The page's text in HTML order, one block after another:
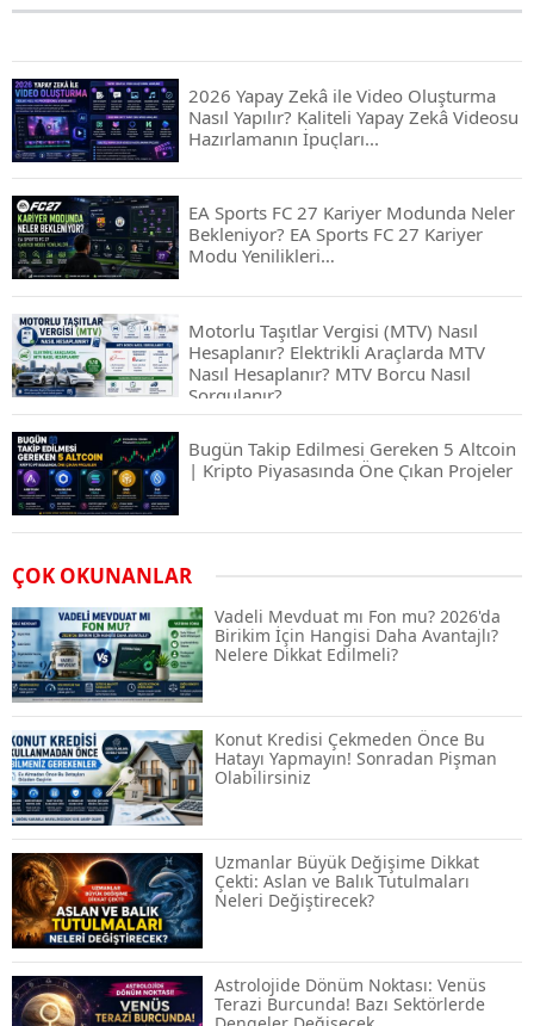
2026 Yapay Zekâ ile Video Oluşturma
Nasıl Yapılır? Kaliteli Yapay Zekâ Videosu
Hazırlamanın İpuçları...
EA Sports FC 27 Kariyer Modunda Neler
Bekleniyor? EA Sports FC 27 Kariyer
Modu Yenilikleri…
Motorlu Taşıtlar Vergisi (MTV) Nasıl
Hesaplanır? Elektrikli Araçlarda MTV
Nasıl Hesaplanır? MTV Borcu Nasıl
Sorgulanır?
Bugün Takip Edilmesi Gereken 5 Altcoin
| Kripto Piyasasında Öne Çıkan Projeler
Airdrop Nasıl Alınır? Kripto Para Airdrop
Rehberi ve Güvenli Katılım Yöntemleri
Spot ve Vadeli İşlem Arasındaki Farklar |
Hangi Piyasa Sizin İçin Daha Uygun?
ABD-İran Anlaşması Sonrası Altın
Rekora Koştu, Petrol Fiyatları Sert Düştü
Temmuz 2026 Maaş Zammı Netleşiyor!
Memur, Emekli ve Sosyal Yardımlarda
Yeni Oranlar
ÇOK OKUNANLAR
Vadeli Mevduat mı Fon mu? 2026'da
Birikim İçin Hangisi Daha Avantajlı?
Nelere Dikkat Edilmeli?
Konut Kredisi Çekmeden Önce Bu
Hatayı Yapmayın! Sonradan Pişman
Olabilirsiniz
Uzmanlar Büyük Değişime Dikkat
Çekti: Aslan ve Balık Tutulmaları
Neleri Değiştirecek?
Astrolojide Dönüm Noktası: Venüs
Terazi Burcunda! Bazı Sektörlerde